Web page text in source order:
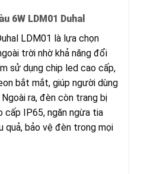
6W LDM01 Duhal
LDM01 là lựa chọn
trời nhờ khả năng đổi
sử dụng chip led cao cấp,
bắt mắt, giúp người dùng
ra, đèn còn trang bị
cấp IP65, ngăn ngừa tia
quả, bảo vệ đèn trong mọi